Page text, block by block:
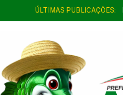
ÚLTIMAS PUBLICAÇÕES: